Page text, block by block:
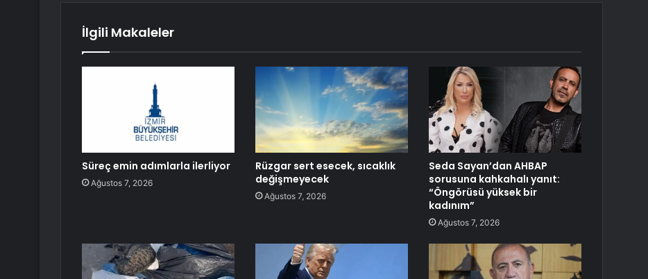
İlgili Makaleler
Süreç emin adımlarla ilerliyor
Ağustos 7, 2026
Rüzgar sert esecek, sıcaklık
değişmeyecek
Ağustos 7, 2026
Seda Sayan’dan AHBAP
sorusuna kahkahalı yanıt:
“Öngörüsü yüksek bir
kadınım”
Ağustos 7, 2026